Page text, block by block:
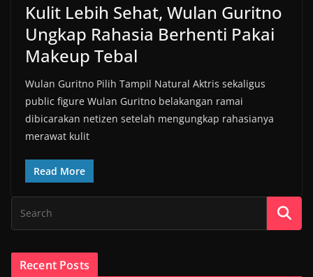
Kulit Lebih Sehat, Wulan Guritno
Ungkap Rahasia Berhenti Pakai
Makeup Tebal
Wulan Guritno Pilih Tampil Natural Aktris sekaligus
public figure Wulan Guritno belakangan ramai
dibicarakan netizen setelah mengungkap rahasianya
merawat kulit
Read More
Recent Posts